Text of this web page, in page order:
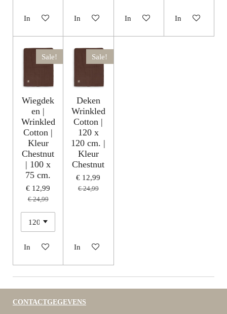
In winkelwagenIn winkelwagenIn winkelwagenIn winkelwagen
Sale!
Wiegdek
en |
Wrinkled
Cotton |
Kleur
Chestnut
| 100 x
75 cm.
€ 12,99
€ 24,99
In winkelwagen
Sale!
Deken
Wrinkled
Cotton |
120 x
120 cm. |
Kleur
Chestnut
€ 12,99
€ 24,99
In winkelwagen
CONTACTGEGEVENS